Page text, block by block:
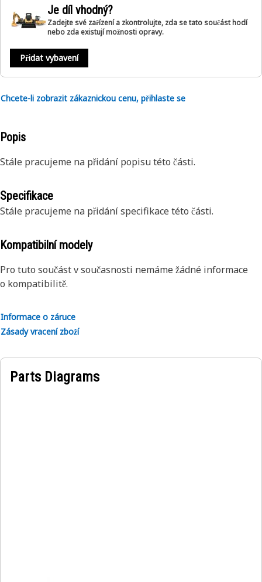
Je díl vhodný?
Zadejte své zařízení a zkontrolujte, zda se tato součást hodí
nebo zda existují možnosti opravy.
Přidat vybavení
Chcete-li zobrazit zákaznickou cenu, přihlaste se
Popis
Stále pracujeme na přidání popisu této části.
Specifikace
Stále pracujeme na přidání specifikace této části.
Kompatibilní modely
Pro tuto součást v současnosti nemáme žádné informace
o kompatibilitě.
Informace o záruce
Zásady vracení zboží
Parts Diagrams